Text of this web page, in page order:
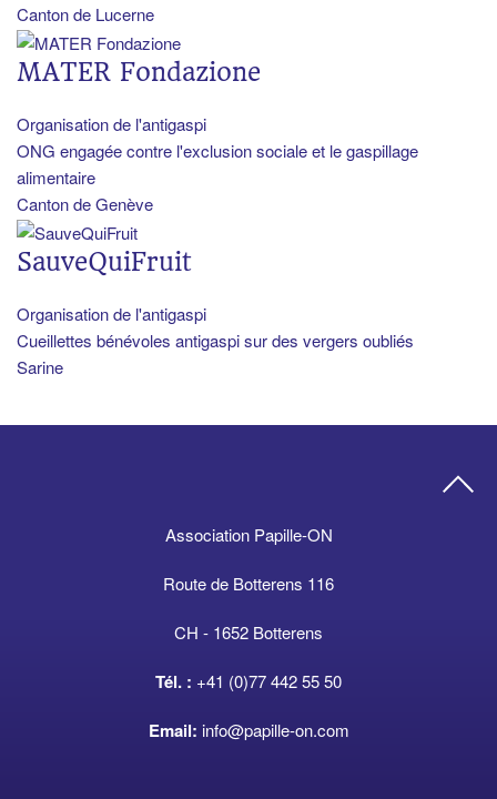
Canton de Lucerne
MATER Fondazione
Organisation de l'antigaspi
ONG engagée contre l'exclusion sociale et le gaspillage
alimentaire
Canton de Genève
SauveQuiFruit
Organisation de l'antigaspi
Cueillettes bénévoles antigaspi sur des vergers oubliés
Sarine
Association Papille-ON
Route de Botterens 116
CH - 1652 Botterens
Tél. : +41 (0)77 442 55 50
Email: info@papille-on.com